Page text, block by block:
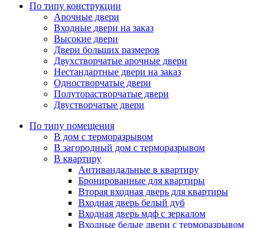
По типу конструкции
Арочные двери
Входные двери на заказ
Высокие двери
Двери больших размеров
Двухстворчатые арочные двери
Нестандартные двери на заказ
Одностворчатые двери
Полуторастворчатые двери
Двустворчатые двери
По типу помещения
В дом с терморазрывом
В загородный дом с терморазрывом
В квартиру
Антивандальные в квартиру
Бронированные для квартиры
Вторая входная дверь для квартиры
Входная дверь белый дуб
Входная дверь мдф с зеркалом
Входные белые двери с терморазрывом